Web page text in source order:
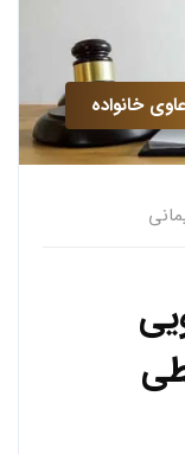
خانواده